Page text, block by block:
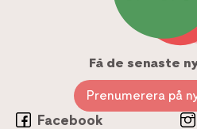
Få de senaste
Prenumerera på
Facebook